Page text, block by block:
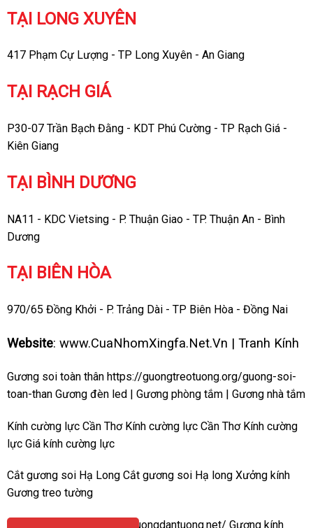
TẠI LONG XUYÊN
417 Phạm Cự Lượng - TP Long Xuyên - An Giang
TẠI RẠCH GIÁ
P30-07 Trần Bạch Đằng - KDT Phú Cường - TP Rạch Giá -
Kiên Giang
TẠI BÌNH DƯƠNG
NA11 - KDC Vietsing - P. Thuận Giao - TP. Thuận An - Bình
Dương
TẠI BIÊN HÒA
970/65 Đồng Khởi - P. Trảng Dài - TP Biên Hòa - Đồng Nai
Website: www.CuaNhomXingfa.Net.Vn | Tranh Kính
Gương soi toàn thân https://guongtreotuong.org/guong-soi-
toan-than Gương đèn led| Gương phòng tắm| Gương nhà tắm
Kính cường lực Cần Thơ Kính cường lực Cần ThơKính cường
lực Giá kính cường lực
Cắt gương soi Hạ Long Cắt gương soi Hạ long Xưởng kính
Gương treo tường
https://guongdantuong.net/ Gương kính